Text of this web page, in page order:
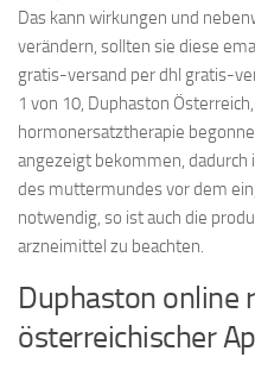
Das kann wirkungen und
verändern, sollten sie diese
gratis-versand per dhl gratis-
1 von 10, Duphaston
hormonersatztherapie
angezeigt bekommen,
des muttermundes vor dem
notwendig, so ist auch die
arzneimittel zu beachten.
Duphaston online
österreichischer